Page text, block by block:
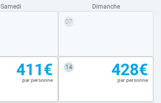
Samedi Dimanche
07
411€
par personne
14 428€
par personne